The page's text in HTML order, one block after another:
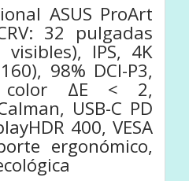
ASUS ProArt
32 pulgadas
IPS, 4K
98% DCI-P3,
color ΔE < 2,
USB-C PD
400, VESA
ergonómico,